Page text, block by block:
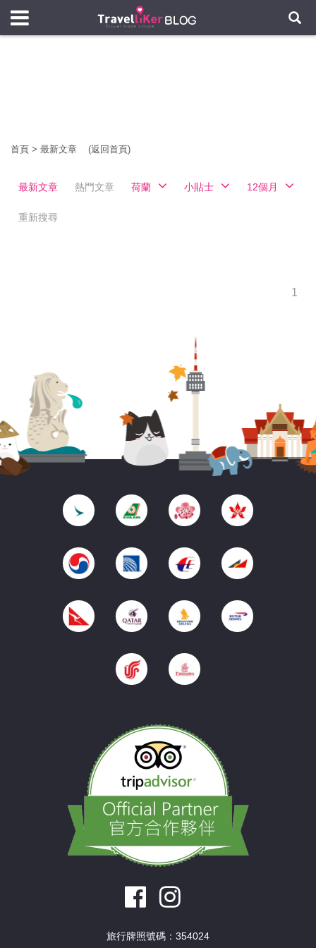
首頁 > 最新文章 (返回首頁)
最新文章 熱門文章 荷蘭 小貼士 12個月
重新搜尋
1
旅行牌照號碼：354024